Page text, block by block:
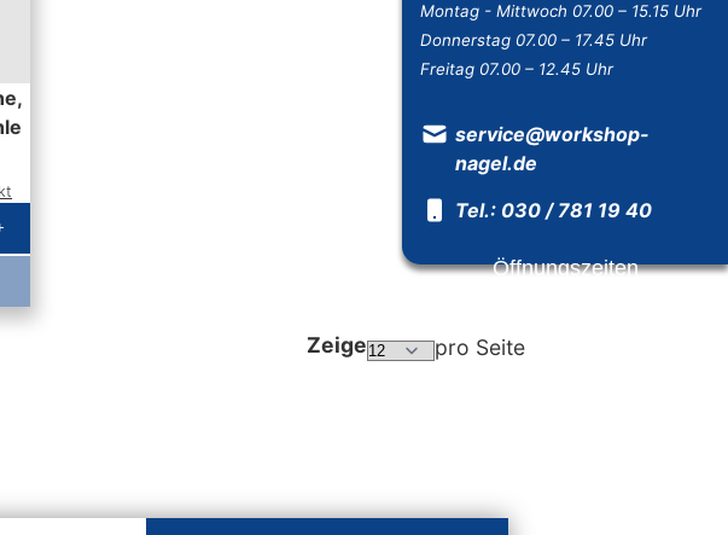
Montag - Mittwoch 07.00 – 15.15 Uhr
Donnerstag 07.00 – 17.45 Uhr
Freitag 07.00 – 12.45 Uhr
service@workshop-
nagel.de
Tel.: 030 / 781 19 40
Öffnungszeiten
Zeige pro Seite